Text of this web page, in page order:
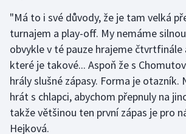
Ostatní
"Má to i své důvody, že je tam velká
turnajem a play-off. My nemáme
obvykle v té pauze hrajeme čtvrtfinále
které je takové... Aspoň že s
hrály slušné zápasy. Forma je otazník.
hrát s chlapci, abychom přepnuly na
takže většinou ten první zápas je pro
Hejková.